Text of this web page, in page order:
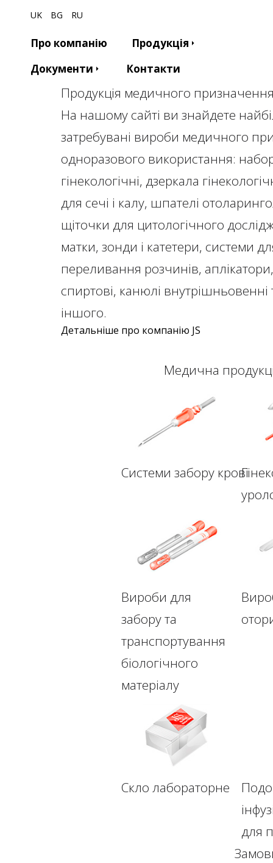
UK BG RU
Про компанію
Продукція
Документи
Контакти
Продукція медичного призначення
На нашому сайті ви знайдете
затребувані вироби медичного
одноразового використання:
гінекологічні, дзеркала
для сечі і калу, шпателі
щіточки для цитологічного
матки, зонди і катетери, системи
переливання розчинів,
спиртові, канюлі внутрішньовенні
іншого.
Детальніше про компанію JS
Медична
Системизабору крові
Вироби для
забору та
транспортування
біологічного
матеріалу
Скло лабораторне
для